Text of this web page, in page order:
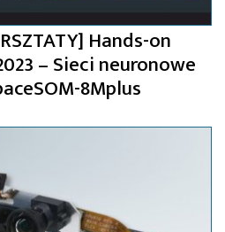
Hands-on
– Sieci neuronowe
8Mplus